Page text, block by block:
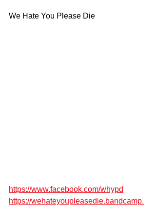
We Hate You Please Die
https://www.facebook.com/whypd
https://wehateyoupleasedie.bandcamp.